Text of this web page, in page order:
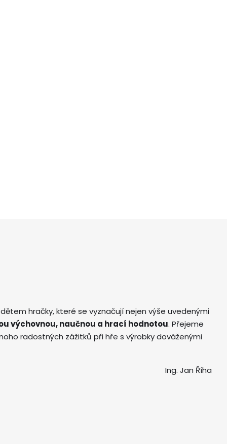
hračky, které se vyznačují nejen výše uvedenými
výchovnou, naučnou a hrací hodnotou. Přejeme
radostných zážitků při hře s výrobky dováženými
Ing. Jan Říha